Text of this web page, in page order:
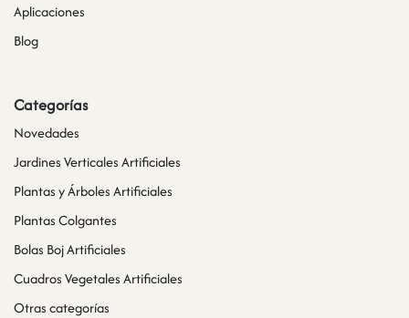
Aplicaciones
Blog
Categorías
Novedades
Jardines Verticales Artificiales
Plantas y Árboles Artificiales
Plantas Colgantes
Bolas Boj Artificiales
Cuadros Vegetales Artificiales
Otras categorías